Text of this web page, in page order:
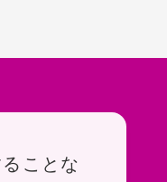
ことな